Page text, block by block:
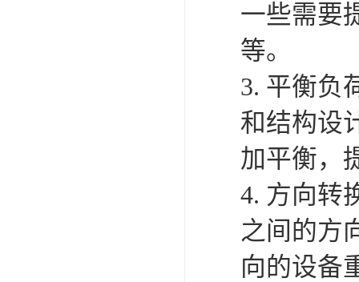
一些需要
等。
3. 平衡负
和结构设
加平衡，
4. 方向转
之间的方
向的设备